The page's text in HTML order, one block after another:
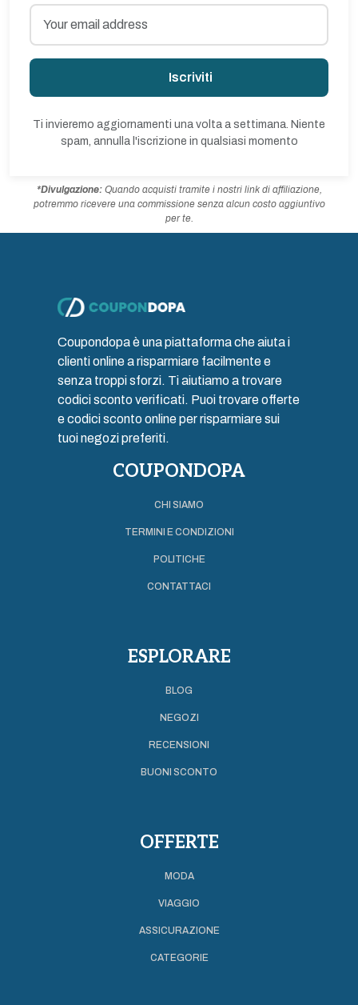
Iscriviti
Ti invieremo aggiornamenti una volta a settimana. Niente
spam, annulla l'iscrizione in qualsiasi momento
*Divulgazione:Quando acquisti tramite i nostri link di affiliazione,
potremmo ricevere una commissione senza alcun costo aggiuntivo
per te.
Coupondopa è una piattaforma che aiuta i
clienti online a risparmiare facilmente e
senza troppi sforzi. Ti aiutiamo a trovare
codici sconto verificati. Puoi trovare offerte
e codici sconto online per risparmiare sui
tuoi negozi preferiti.
COUPONDOPA
CHI SIAMO
TERMINI E CONDIZIONI
POLITICHE
CONTATTACI
ESPLORARE
BLOG
NEGOZI
RECENSIONI
BUONI SCONTO
OFFERTE
MODA
VIAGGIO
ASSICURAZIONE
CATEGORIE